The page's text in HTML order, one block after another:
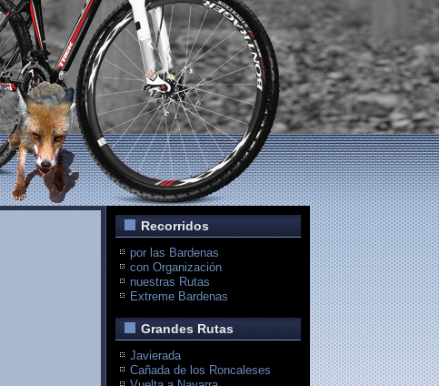
Recorridos
por las Bardenas
con Organización
nuestras Rutas
Extreme Bardenas
Grandes Rutas
Javierada
Cañada de los Roncaleses